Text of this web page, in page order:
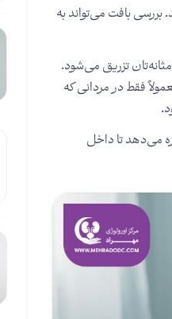
بررسی بافت می‌تواند به
تزریق می‌شود.
فقط در مردانی که
می‌دهد تا داخل